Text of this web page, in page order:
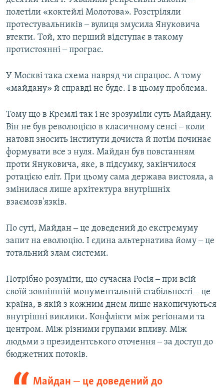
полетіли «коктейлі Молотова». Розстріляли
протестувальників ‒ вулиця змусила Януковича
втекти. Той, хто перший відступає в такому
протистоянні ‒ програє.
У Москві така схема навряд чи спрацює. А тому
«майдану» й справді не буде. І в цьому проблема.
Тому що в Кремлі так і не зрозуміли суть Майдану.
Він не був революцією в класичному сенсі ‒ коли
натовп зносить інститути дочиста й потім починає
формувати все з нуля. Майдан був повстанням
проти Януковича, яке, в підсумку, закінчилося
ротацією еліт. При цьому сама держава вистояла, а
змінилася лише архітектура внутрішніх
взаємозв'язків.
По суті, Майдан ‒ це доведений до екстремуму
запит на еволюцію. І єдина альтернатива йому ‒ це
тотальний злам системи.
Потрібно розуміти, що сучасна Росія ‒ при всій
своїй зовнішній монументальній стабільності ‒ це
країна, в якій з кожним днем лише накопичуються
внутрішні виклики. Конфлікти між регіонами та
центром. Між різними групами впливу. Між
людьми з президентського оточення ‒ за доступ до
бюджетних потоків.
Майдан ‒ це доведений до